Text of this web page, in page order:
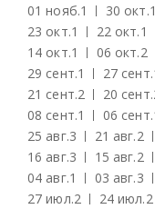
01 нояб.1 30 окт.1
23 окт.1 22 окт.1
14 окт.1 06 окт.2
29 сент.1 27 сент.
21 сент.2 20 сент.
08 сент.1 06 сент.
25 авг.3 21 авг.2
16 авг.3 15 авг.2
04 авг.1 03 авг.3
27 июл.2 24 июл.2